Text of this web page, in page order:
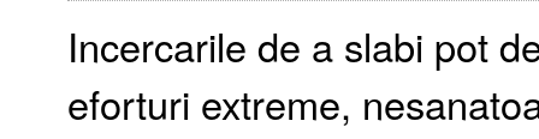
Incercarile de a slabi pot
eforturi extreme,